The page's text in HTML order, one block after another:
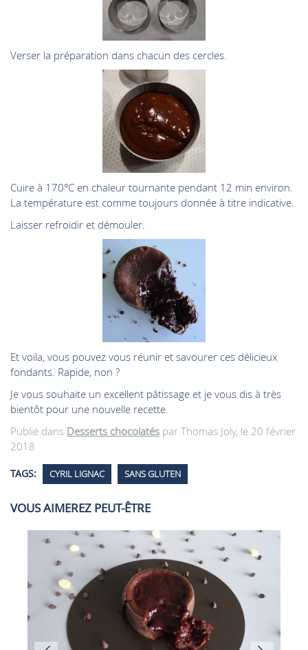
Verser la préparation dans chacun des cercles.
Cuire à 170°C en chaleur tournante pendant 12 min environ.
La température est comme toujours donnée à titre indicative.
Laisser refroidir et démouler.
Et voila, vous pouvez vous réunir et savourer ces délicieux
fondants. Rapide, non ?
Je vous souhaite un excellent pâtissage et je vous dis à très
bientôt pour une nouvelle recette.
Publié dans Desserts chocolatés par Thomas Joly, le 20 février
2018
TAGS: CYRIL LIGNAC SANS GLUTEN
VOUS AIMEREZ PEUT-ÊTRE